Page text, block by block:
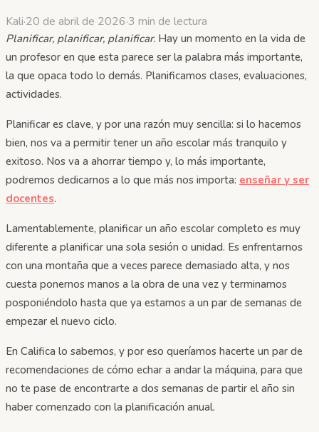
Kali·20 de abril de 2026·3 min de lectura
Planificar, planificar, planificar. Hay un momento en la vida de
un profesor en que esta parece ser la palabra más importante,
la que opaca todo lo demás. Planificamos clases, evaluaciones,
actividades.
Planificar es clave, y por una razón muy sencilla: si lo hacemos
bien, nos va a permitir tener un año escolar más tranquilo y
exitoso. Nos va a ahorrar tiempo y, lo más importante,
podremos dedicarnos a lo que más nos importa: enseñar y ser
docentes.
Lamentablemente, planificar un año escolar completo es muy
diferente a planificar una sola sesión o unidad. Es enfrentarnos
con una montaña que a veces parece demasiado alta, y nos
cuesta ponernos manos a la obra de una vez y terminamos
posponiéndolo hasta que ya estamos a un par de semanas de
empezar el nuevo ciclo.
En Califica lo sabemos, y por eso queríamos hacerte un par de
recomendaciones de cómo echar a andar la máquina, para que
no te pase de encontrarte a dos semanas de partir el año sin
haber comenzado con la planificación anual.